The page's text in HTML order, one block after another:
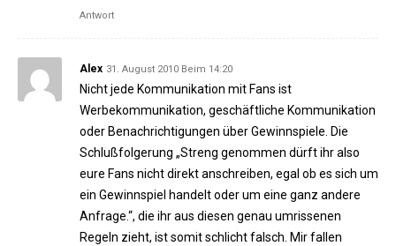
Antwort
Alex 31. August 2010 Beim 14:20
Nicht jede Kommunikation mit Fans ist
Werbekommunikation, geschäftliche Kommunikation
oder Benachrichtigungen über Gewinnspiele. Die
Schlußfolgerung „Streng genommen dürft ihr also
eure Fans nicht direkt anschreiben, egal ob es sich um
ein Gewinnspiel handelt oder um eine ganz andere
Anfrage.“, die ihr aus diesen genau umrissenen
Regeln zieht, ist somit schlicht falsch. Mir fallen